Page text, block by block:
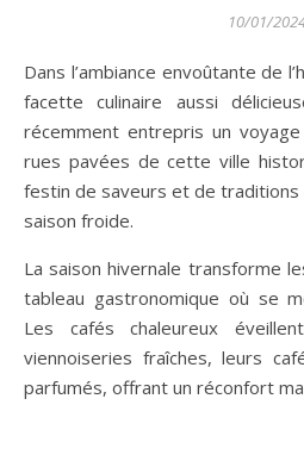
10/01/
Dans l’ambiance envoûtante de l’hiver, Le Mans révèle une
facette culinaire aussi
récemment entrepris un
rues pavées de cette ville
festin de saveurs et de traditions
saison froide.
La saison hivernale transforme
tableau gastronomique où se
Les cafés chaleureux
viennoiseries fraîches, leurs
parfumés, offrant un réconfort